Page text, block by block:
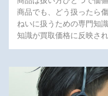
商品でも、どう扱ったら
ねいに扱うための専門知
知識が買取価格に反映され